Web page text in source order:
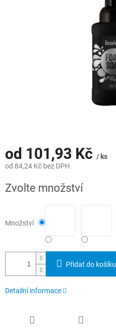
od 101,93 Kč / ks
od 84,24 Kč bez DPH
cena:
Zvolte množství
Množství
Přidat do košíku
Detailní informace